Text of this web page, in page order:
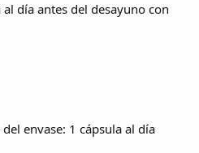
día antes del desayuno con
envase: 1 cápsula al día